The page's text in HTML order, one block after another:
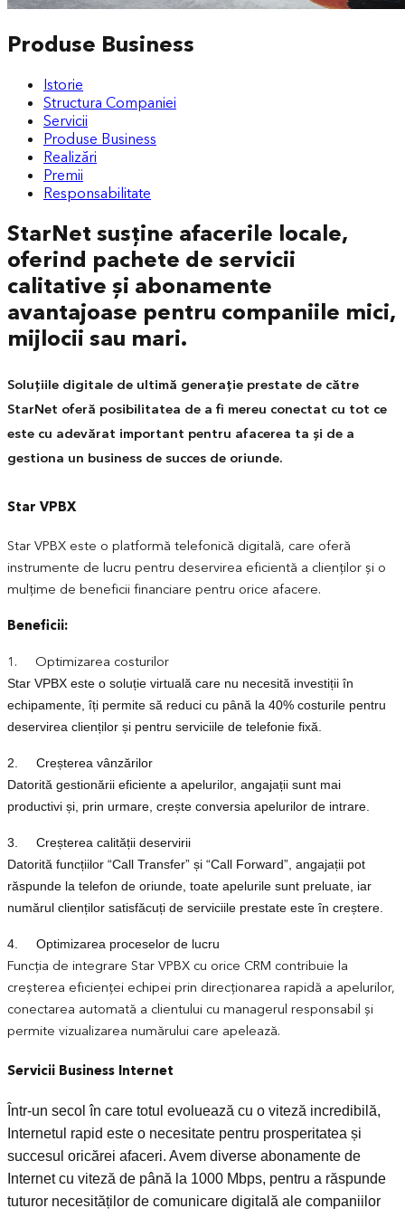
Produse Business
Istorie
Structura Companiei
Servicii
Produse Business
Realizări
Premii
Responsabilitate
StarNet susține afacerile locale,
oferind pachete de servicii
calitative și abonamente
avantajoase pentru companiile mici,
mijlocii sau mari.
Soluțiile digitale de ultimă generație prestate de către
StarNet oferă posibilitatea de a fi mereu conectat cu tot ce
este cu adevărat important pentru afacerea ta și de a
gestiona un business de succes de oriunde.
Star VPBX
Star VPBX este o platformă telefonică digitală, care oferă
instrumente de lucru pentru deservirea eficientă a clienților și o
mulțime de beneficii financiare pentru orice afacere.
Beneficii:
1. Optimizarea costurilor
Star VPBX este o soluție virtuală care nu necesită investiții în
echipamente, îți permite să reduci cu până la 40% costurile pentru
deservirea clienților și pentru serviciile de telefonie fixă.
2. Creșterea vânzărilor
Datorită gestionării eficiente a apelurilor, angajații sunt mai
productivi și, prin urmare, crește conversia apelurilor de intrare.
3. Creșterea calității deservirii
Datorită funcțiilor “Call Transfer” și “Call Forward”, angajații pot
răspunde la telefon de oriunde, toate apelurile sunt preluate, iar
numărul clienților satisfăcuți de serviciile prestate este în creștere.
4. Optimizarea proceselor de lucru
Funcția de integrare Star VPBX cu orice CRM contribuie la
creșterea eficienței echipei prin direcționarea rapidă a apelurilor,
conectarea automată a clientului cu managerul responsabil și
permite vizualizarea numărului care apelează.
Servicii Business Internet
Într-un secol în care totul evoluează cu o viteză incredibilă,
Internetul rapid este o necesitate pentru prosperitatea și
succesul oricărei afaceri. Avem diverse abonamente de
Internet cu viteză de până la 1000 Mbps, pentru a răspunde
tuturor necesităților de comunicare digitală ale companiilor